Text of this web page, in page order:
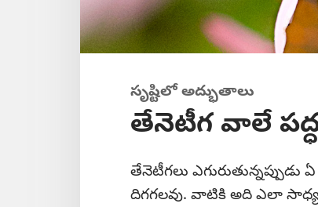
సృష్టిలో అద్భుతాలు
తేనెటీగ వాలే
తేనెటీగలు
దిగగలవు. వాటికి అది ఎలా